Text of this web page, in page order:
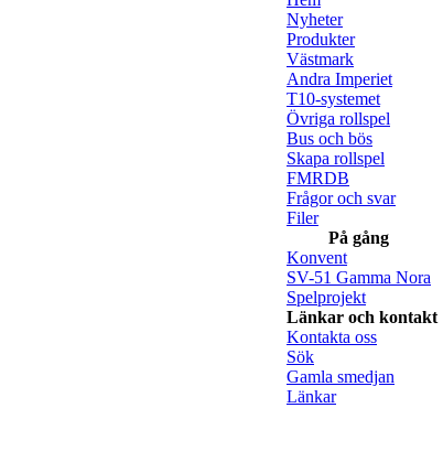
Nyheter
Produkter
Västmark
Andra Imperiet
T10-systemet
Övriga rollspel
Bus och bös
Skapa rollspel
FMRDB
Frågor och svar
Filer
På gång
Konvent
SV-51 Gamma Nora
Spelprojekt
Länkar och kontakt
Kontakta oss
Sök
Gamla smedjan
Länkar